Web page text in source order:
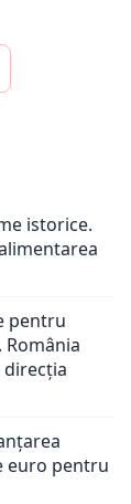
istorice.
pentru
euro pentru